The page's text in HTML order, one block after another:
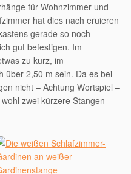
für Wohnzimmer und
hat dies nach eruieren
gerade so noch
gut befestigen. Im
zu kurz, im
über 2,50 m sein. Da es bei
nicht – Achtung Wortspiel –
zwei kürzere Stangen